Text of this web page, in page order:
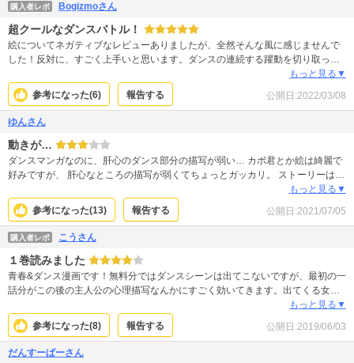
購入者レポ Bogizmoさん
超クールなダンスバトル！
絵についてネガティブなレビューありましたが、全然そんな風に感じませんで
した！反対に、すごく上手いと思います。ダンスの連続する躍動を切り取った
静止画？的な絵がもうセンス秀逸でカッコいい。多彩なムーブを想像させてく
れます。主人公達、踊る時は華やかに派手に魅せてくれる一方、実際の性格は
内省的で実直で努力家で、いい奴ばっかで最高です。
もっと見る▼
参考になった(6) 報告する 公開日:2022/03/08
ゆんさん
動きが…
ダンスマンガなのに、肝心のダンス部分の描写が弱い… カボ君とか絵は綺麗で
好みですが、 肝心なところの描写が弱くてちょっとガッカリ。 ストーリーは気
になるので、まぁ読みはするかな…。 キャラがどう成長していくのかは楽しみ
です。
もっと見る▼
参考になった(13) 報告する 公開日:2021/07/05
購入者レポ こうさん
１巻読みました
青春&ダンス漫画です！無料分ではダンスシーンは出てこないですが、最初の一
話分がこの後の主人公の心理描写なんかにすごく効いてきます。出てくる女の
子達もかわいい、男の子もかっこいい。ダンスはしたことないですが簡単な説
明絵もあり、あ！あの動きか！と分かりやすくなっています。彼らがどうなっ
ていくのか、早く続きがよみたいです！
もっと見る▼
参考になった(8) 報告する 公開日:2019/06/03
だんすーぱーさん